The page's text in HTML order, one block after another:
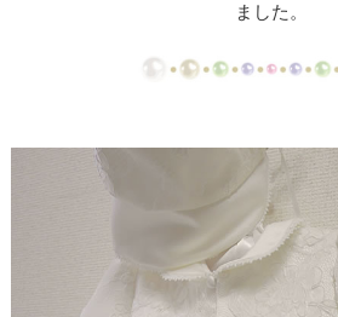
【ドレスリメイク】体重ベアドレ
【ドレス・タキシードリメイク】
ュアと日傘
【ドレスリメイク】スカートとシ
ました。